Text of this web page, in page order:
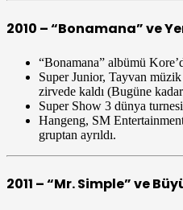
2010 – “Bonamana” ve
“Bonamana” albümü
Super Junior, Tayvan
zirvede kaldı (Bugüne
Super Show 3 dünya turnesi
Hangeng, SM
gruptan ayrıldı.
2011 – “Mr. Simple” ve